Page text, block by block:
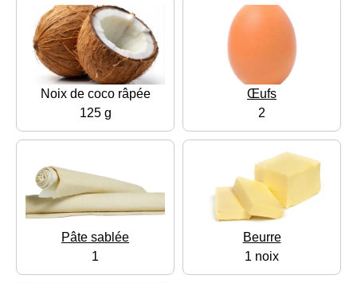
Noix de coco râpée
125 g
Œufs
2
Pâte sablée
1
Beurre
1 noix